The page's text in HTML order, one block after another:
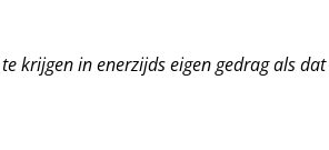
krijgen in enerzijds eigen gedrag als